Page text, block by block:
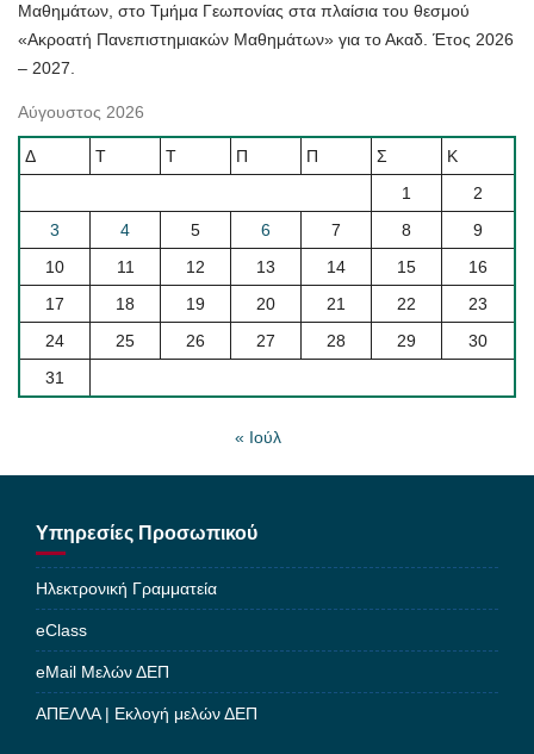
Μαθημάτων, στο Τμήμα Γεωπονίας στα πλαίσια του θεσμού
«Ακροατή Πανεπιστημιακών Μαθημάτων» για το Ακαδ. Έτος 2026
– 2027.
Αύγουστος 2026
Δ Τ Τ Π Π Σ
Κ
1
2
3
4 5 6 7 8
9
10
11 12 13 14 15
16
17
18 19 20 21 22
23
24
25 26 27 28 29
30
31
« Ιούλ
Υπηρεσίες Προσωπικού
Ηλεκτρονική Γραμματεία
eClass
eMail Μελών ΔΕΠ
ΑΠΕΛΛΑ | Εκλογή μελών ΔΕΠ